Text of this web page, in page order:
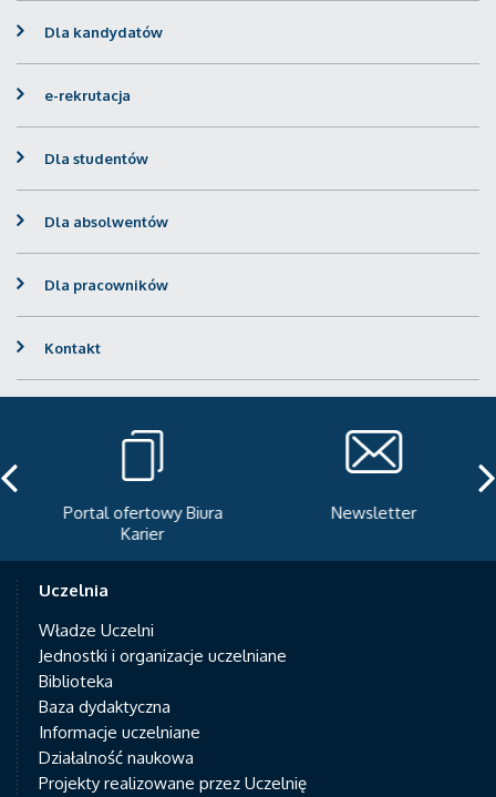
Dla kandydatów
e-rekrutacja
Dla studentów
Dla absolwentów
Dla pracowników
Kontakt
Portal ofertowy Biura
Karier
Newsletter
Uczelnia
Władze Uczelni
Jednostki i organizacje uczelniane
Biblioteka
Baza dydaktyczna
Informacje uczelniane
Działalność naukowa
Projekty realizowane przez Uczelnię